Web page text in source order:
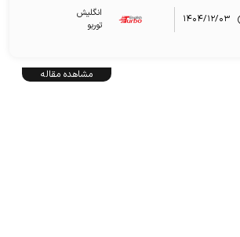
۱۴۰۴/۱۲/۰۳
انگلیش‌
توربو
مشاهده مقاله